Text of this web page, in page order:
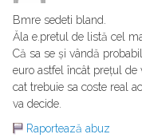
Bmre sedeti bland.
Ăla e.pretul de listă cel
Că sa se și vândă
euro astfel încât prețul
cat trebuie sa coste real
va decide.
Raportează abuz